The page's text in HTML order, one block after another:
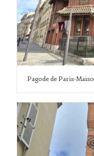
Pagode de Paris-